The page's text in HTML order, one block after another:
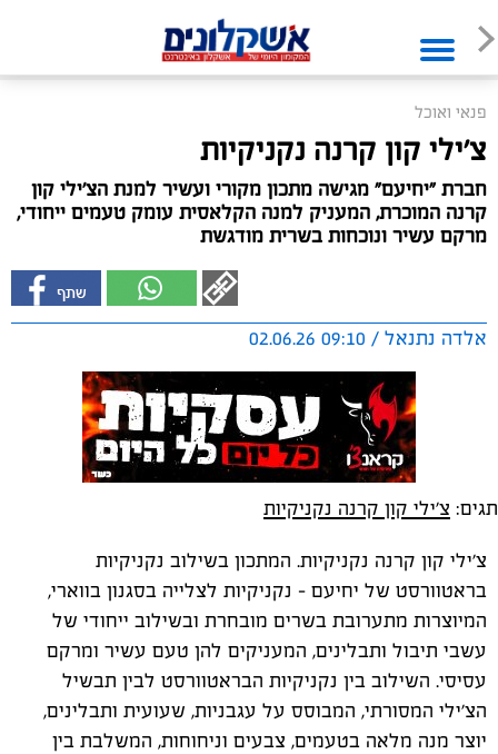
פנאי ואוכל
צ'ילי קון קרנה נקניקיות
חברת "יחיעם" מגישה מתכון מקורי ועשיר למנת הצ'ילי קון
קרנה המוכרת, המעניק למנה הקלאסית עומק טעמים ייחודי,
מרקם עשיר ונוכחות בשרית מודגשת
אלדה נתנאל / 09:10 02.06.26
תגים: צ'ילי קון קרנה נקניקיות
צ'ילי קון קרנה נקניקיות. המתכון בשילוב נקניקיות
בראטוורסט של יחיעם - נקניקיות לצלייה בסגנון בווארי,
המיוצרות מתערובת בשרים מובחרת ובשילוב ייחודי של
עשבי תיבול ותבלינים, המעניקים להן טעם עשיר ומרקם
עסיסי. השילוב בין נקניקיות הבראטוורסט לבין תבשיל
הצ'ילי המסורתי, המבוסס על עגבניות, שעועית ותבלינים,
יוצר מנה מלאה בטעמים, צבעים וניחוחות, המשלבת בין